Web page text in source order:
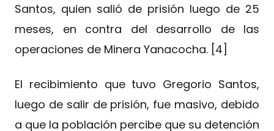
Santos, quien salió de prisión luego de 25
meses, en contra del desarrollo de las
operaciones de Minera Yanacocha. [4]
El recibimiento que tuvo Gregorio Santos,
luego de salir de prisión, fue masivo, debido
a que la población percibe que su detención